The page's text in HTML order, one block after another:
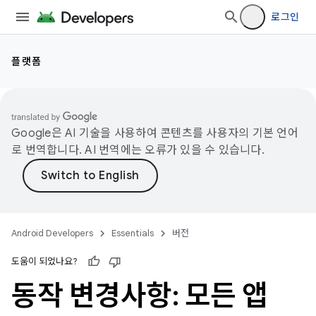
로그인
플랫폼
Google은 AI 기술을 사용하여 콘텐츠를 사용자의 기본 언어
로 번역합니다. AI 번역에는 오류가 있을 수 있습니다.
Android Developers Essentials 버전
도움이 되었나요?
동작 변경사항: 모든 앱